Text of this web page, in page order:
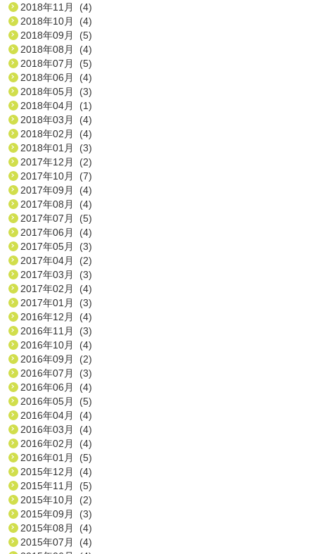
2018年11月 (4)
2018年10月 (4)
2018年09月 (5)
2018年08月 (4)
2018年07月 (5)
2018年06月 (4)
2018年05月 (3)
2018年04月 (1)
2018年03月 (4)
2018年02月 (4)
2018年01月 (3)
2017年12月 (2)
2017年10月 (7)
2017年09月 (4)
2017年08月 (4)
2017年07月 (5)
2017年06月 (4)
2017年05月 (3)
2017年04月 (2)
2017年03月 (3)
2017年02月 (4)
2017年01月 (3)
2016年12月 (4)
2016年11月 (3)
2016年10月 (4)
2016年09月 (2)
2016年07月 (3)
2016年06月 (4)
2016年05月 (5)
2016年04月 (4)
2016年03月 (4)
2016年02月 (4)
2016年01月 (5)
2015年12月 (4)
2015年11月 (5)
2015年10月 (2)
2015年09月 (3)
2015年08月 (4)
2015年07月 (4)